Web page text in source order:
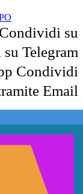
Condividi su
Telegram
Condividi
Email